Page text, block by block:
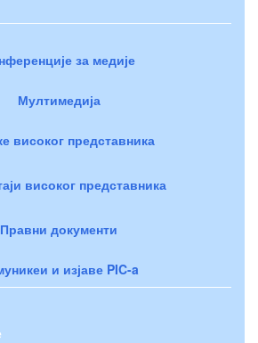
за медије
Мултимедија
високог представника
високог представника
Правни документи
и изјаве PIC-a